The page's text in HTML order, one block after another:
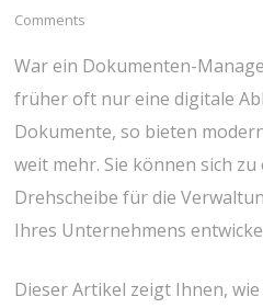
Comments
War ein Dokumenten-
früher oft nur eine digitale
Dokumente, so bieten
weit mehr. Sie können sich
Drehscheibe für die
Ihres Unternehmens
Dieser Artikel zeigt Ihnen,